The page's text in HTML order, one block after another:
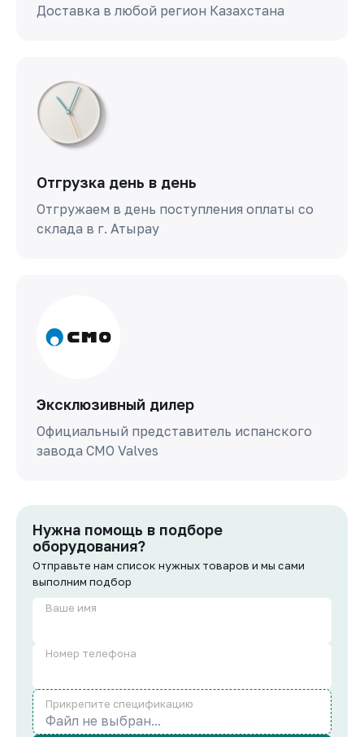
Доставка в любой регион Казахстана
Отгрузка день в день
Отгружаем в день поступления оплаты со
склада в г. Атырау
Эксклюзивный дилер
Официальный представитель испанского
завода СМО Valves
Нужна помощь в подборе
оборудования?
Отправьте нам список нужных товаров и мы сами
выполним подбор
Ваше имя
Номер телефона
Прикрепите спецификацию
Файл не выбран...